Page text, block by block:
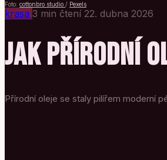
Foto: cottonbro studio / Pexels
krasa 3 min čtení 22. dubna 2026
JAK PŘÍRODNÍ
Přírodní oleje se staly pilířem moderní